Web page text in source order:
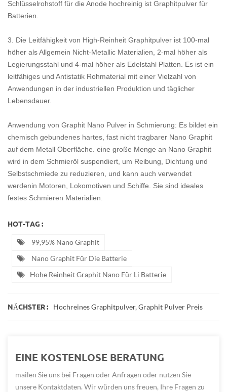
Schlüsselrohstoff für die Anode hochreinig ist Graphitpulver für
Batterien.
3. Die Leitfähigkeit von High-Reinheit Graphitpulver ist 100-mal
höher als Allgemein Nicht-Metallic Materialien, 2-mal höher als
Legierungsstahl und 4-mal höher als Edelstahl Platten. Es ist ein
leitfähiges und Antistatik Rohmaterial mit einer Vielzahl von
Anwendungen in der industriellen Produktion und täglicher
Lebensdauer.
Anwendung von Graphit Nano Pulver in Schmierung: Es bildet ein
chemisch gebundenes hartes, fast nicht tragbarer Nano Graphit
auf dem Metall Oberfläche. eine große Menge an Nano Graphit
wird in dem Schmieröl suspendiert, um Reibung, Dichtung und
Selbstschmiede zu reduzieren, und kann auch verwendet
werdenin Motoren, Lokomotiven und Schiffe. Sie sind ideales
festes Schmieren Materialien.
HOT-TAG :
99,95% Nano Graphit
Nano Graphit Für Die Batterie
Hohe Reinheit Graphit Nano Für Li Batterie
NÄCHSTER : Hochreines Graphitpulver, Graphit Pulver Preis
EINE KOSTENLOSE BERATUNG
mailen Sie uns bei Fragen oder Anfragen oder nutzen Sie
unsere Kontaktdaten. Wir würden uns freuen, Ihre Fragen zu